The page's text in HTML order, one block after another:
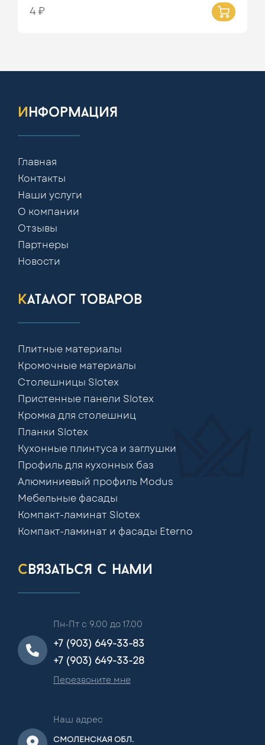
4 ₽
информация
Главная
Контакты
Наши услуги
О компании
Отзывы
Партнеры
Новости
каталог товаров
Плитные материалы
Кромочные материалы
Столешницы Slotex
Пристенные панели Slotex
Кромка для столешниц
Планки Slotex
Кухонные плинтуса и заглушки
Профиль для кухонных баз
Алюминиевый профиль Modus
Мебельные фасады
Компакт-ламинат Slotex
Компакт-ламинат и фасады Eterno
связаться с нами
Пн-Пт с 9.00 до 17.00
+7 (903) 649-33-83
+7 (903) 649-33-28
Перезвоните мне
Наш адрес
СМОЛЕНСКАЯ ОБЛ.